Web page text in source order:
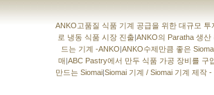
ANKO고품질 식품 기계 공급을 위한 대규모 투
로 냉동 식품 시장 진출|ANKO의 Paratha 생
드는 기계 -ANKO|ANKO수제만큼 좋은
매|ABC Pastry에서 만두 식품 가공 장비를 구
만드는 Siomai|Siomai 기계 / Siomai 기계 제작